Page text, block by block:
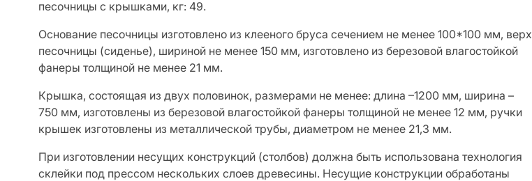
песочницы с крышками, кг: 49.
Основание песочницы изготовлено из клееного бруса сечением не менее 100*100 мм, верх
песочницы (сиденье), шириной не менее 150 мм, изготовлено из березовой влагостойкой
фанеры толщиной не менее 21 мм.
Крышка, состоящая из двух половинок, размерами не менее: длина –1200 мм, ширина –
750 мм, изготовлены из березовой влагостойкой фанеры толщиной не менее 12 мм, ручки
крышек изготовлены из металлической трубы, диаметром не менее 21,3 мм.
При изготовлении несущих конструкций (столбов) должна быть использована технология
склейки под прессом нескольких слоев древесины. Несущие конструкции обработаны